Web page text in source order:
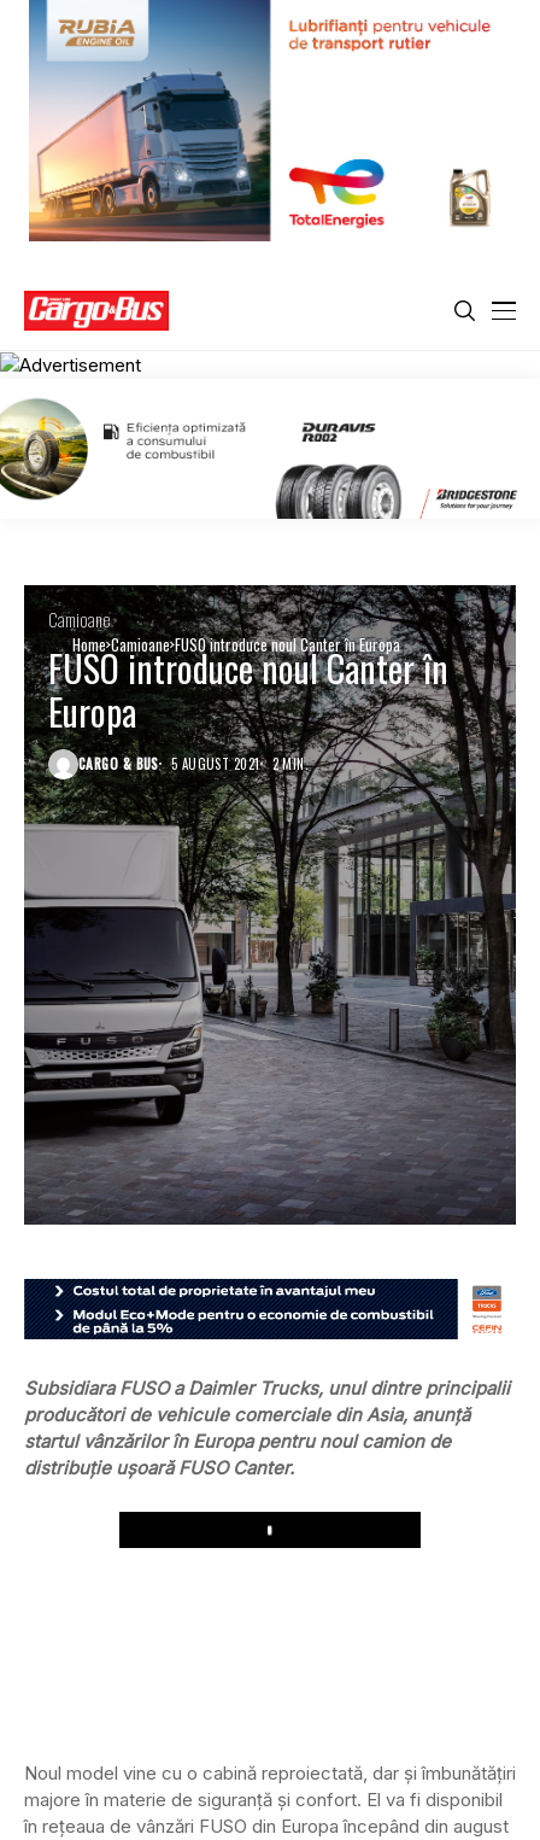
Home Camioane FUSO introduce noul Canter în Europa
Camioane
FUSO introduce noul Canter în
Europa
CARGO & BUS 5 AUGUST 2021 2 MIN.
Subsidiara FUSO a Daimler Trucks, unul dintre principalii
producători de vehicule comerciale din Asia, anunță
startul vânzărilor în Europa pentru noul camion de
distribuție ușoară FUSO Canter.
Play
Noul model vine cu o cabină reproiectată, dar și îmbunătățiri
majore în materie de siguranță și confort. El va fi disponibil
în rețeaua de vânzări FUSO din Europa începând din august